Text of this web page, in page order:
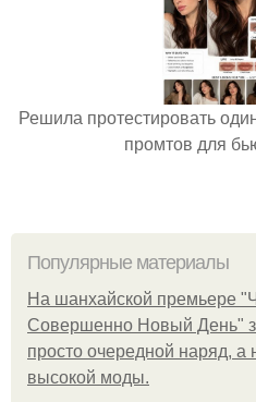
Решила протестировать
промтов для
Популярные материалы
На шанхайской премьере
Совершенно Новый День"
просто очередной наряд, а
высокой моды.